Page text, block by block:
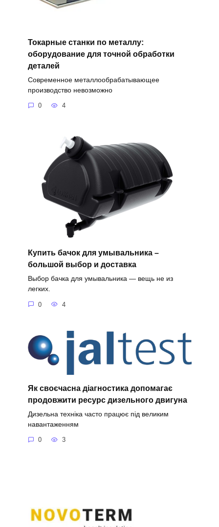
Токарные станки по металлу:
оборудование для точной обработки
деталей
Современное металлообрабатывающее
производство невозможно
0 4
Купить бачок для умывальника –
большой выбор и доставка
Выбор бачка для умывальника — вещь не из
легких.
0 4
Як своєчасна діагностика допомагає
продовжити ресурс дизельного двигуна
Дизельна техніка часто працює під великим
навантаженням
0 3